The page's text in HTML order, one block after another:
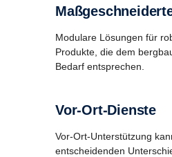
Modulare Lösungen für
Produkte, die dem
Bedarf entsprechen.
Vor-Ort-Dienste
Vor-Ort-Unterstützung
entscheidenden